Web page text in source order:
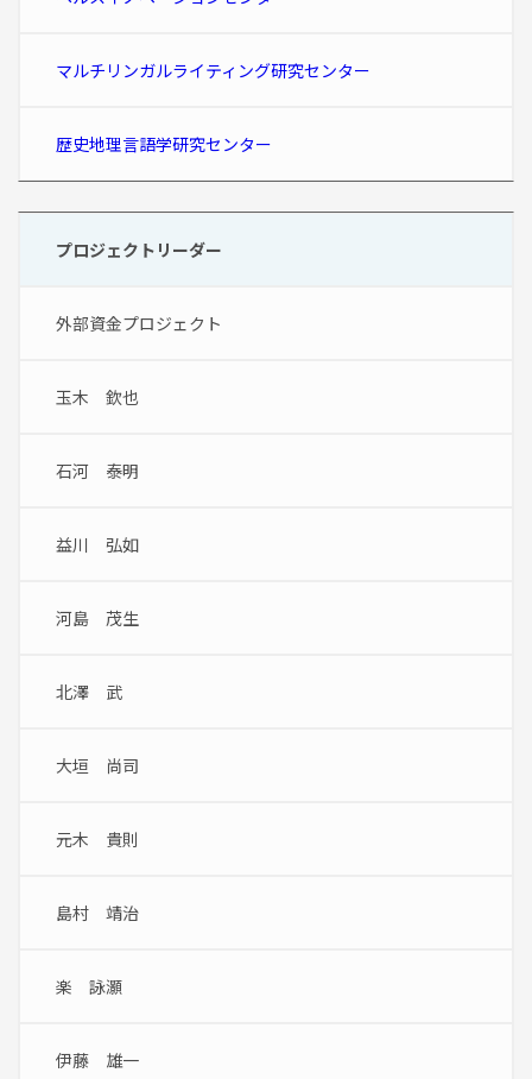
マルチリンガルライティング研究センター
歴史地理言語学研究センター
プロジェクトリーダー
外部資金プロジェクト
玉木　欽也
石河　泰明
益川　弘如
河島　茂生
北澤　武
大垣　尚司
元木　貴則
島村　靖治
楽　詠灝
伊藤　雄一